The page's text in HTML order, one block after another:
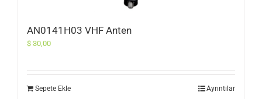
AN0141H03 VHF Anten
$ 30,00
Sepete Ekle Ayrıntılar